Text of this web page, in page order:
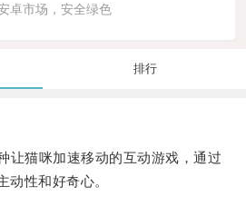
卓市场，安全绿色
排行
猫咪加速移动的互动游戏，通过
动性和好奇心。